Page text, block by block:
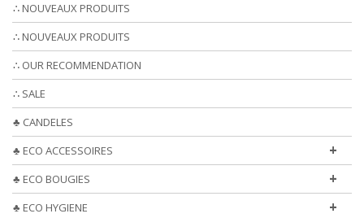
∴ NOUVEAUX PRODUITS
∴ NOUVEAUX PRODUITS
∴ OUR RECOMMENDATION
∴ SALE
♣ CANDELES
+
♣ ECO ACCESSOIRES
+
♣ ECO BOUGIES
+
♣ ECO HYGIENE